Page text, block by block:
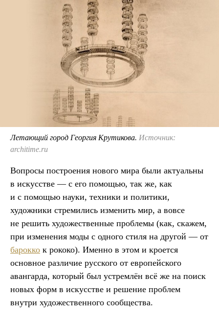
Летающий город Георгия Крутикова. Источник:
architime.ru
Вопросы построения нового мира были актуальны
в искусстве — с его помощью, так же, как
и с помощью науки, техники и политики,
художники стремились изменить мир, а вовсе
не решить художественные проблемы (как, скажем,
при изменения моды с одного стиля на другой — от
барокко к рококо). Именно в этом и кроется
основное различие русского от европейского
авангарда, который был устремлён всё же на поиск
новых форм в искусстве и решение проблем
внутри художественного сообщества.